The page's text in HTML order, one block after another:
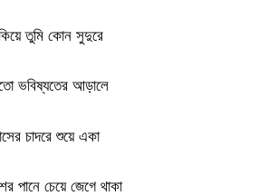
তুমি কোন সুদুরে
ভবিষ্যতের আড়ালে
চাদরে শুয়ে একা
পানে চেয়ে জেগে থাকা